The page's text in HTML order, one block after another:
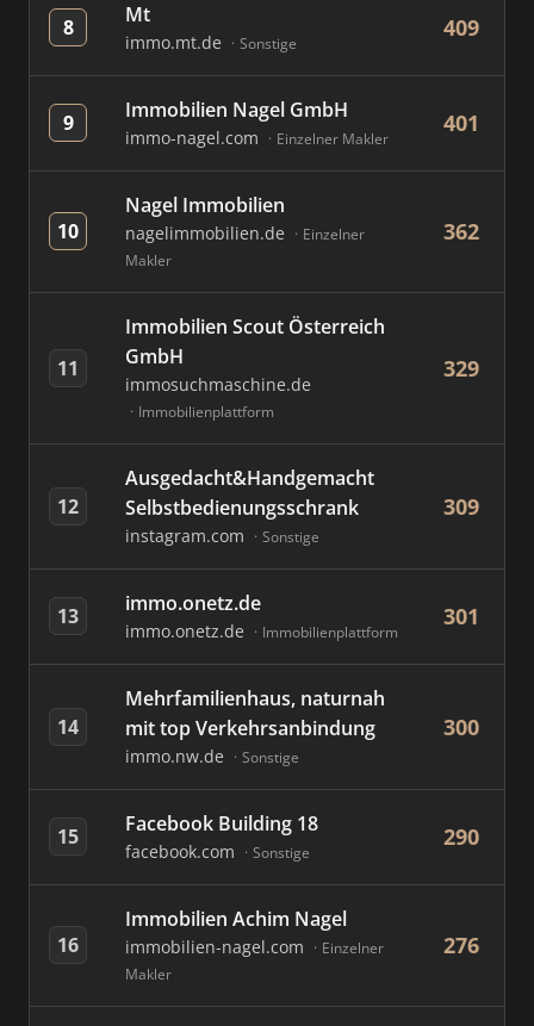
8 Mt
immo.mt.de Sonstige
409
9 Immobilien Nagel GmbH
immo-nagel.com Einzelner Makler
401
10
Nagel Immobilien
nagelimmobilien.de
Einzelner
Makler
362
11
Immobilien Scout Österreich
GmbH
immosuchmaschine.de
Immobilienplattform
329
12
Ausgedacht&Handgemacht
Selbstbedienungsschrank
instagram.com Sonstige
309
13 immo.onetz.de
immo.onetz.de Immobilienplattform
301
14
Mehrfamilienhaus, naturnah
mit top Verkehrsanbindung
immo.nw.de Sonstige
300
15 Facebook Building 18
facebook.com Sonstige
290
16
Immobilien Achim Nagel
immobilien-nagel.com
Einzelner
Makler
276